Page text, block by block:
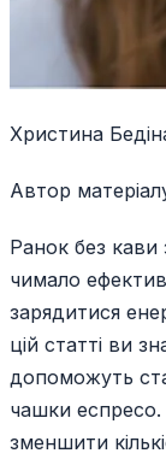
Христина
Автор
Ранок без
чимало
зарядитися
цій статті ви
допоможуть
чашки
зменшити